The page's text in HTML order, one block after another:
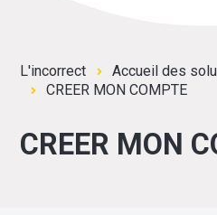
L'incorrect Accueil des
CREER MON COMPTE
CREER MON